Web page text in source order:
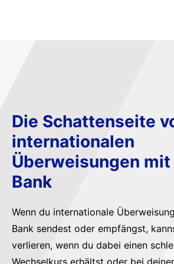
Die Schattenseite
internationalen
Überweisungen
Bank
Wenn du internationale
Bank sendest oder empfängst,
verlieren, wenn du dabei einen
Wechselkurs erhältst oder bei